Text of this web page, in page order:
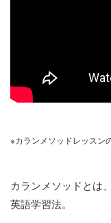
※カランメソッドレッスン
カランメソッドとは
英語学習法。